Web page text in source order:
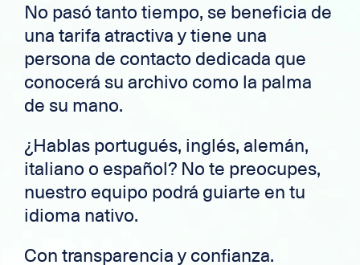
No pasó tanto tiempo, se beneficia de
una tarifa atractiva y tiene una
persona de contacto dedicada que
conocerá su archivo como la palma
de su mano.
¿Hablas portugués, inglés, alemán,
italiano o español? No te preocupes,
nuestro equipo podrá guiarte en tu
idioma nativo.
Con transparencia y confianza.